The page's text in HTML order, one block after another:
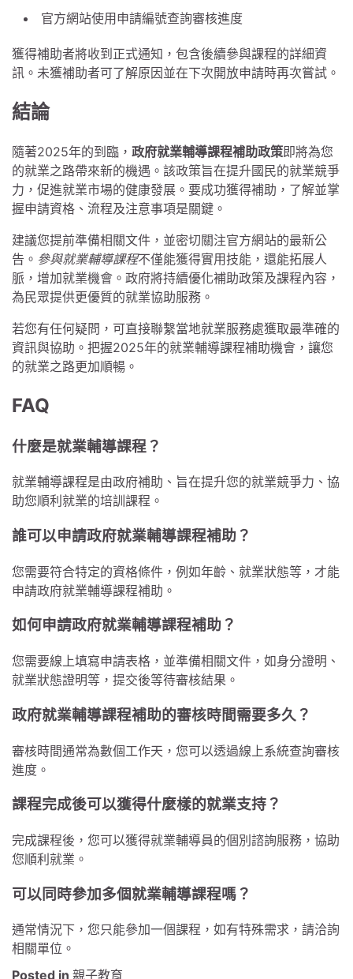
官方網站使用申請編號查詢審核進度
獲得補助者將收到正式通知，包含後續參與課程的詳細資
訊。未獲補助者可了解原因並在下次開放申請時再次嘗試。
結論
隨著2025年的到臨， 政府就業輔導課程補助政策即將為您
的就業之路帶來新的機遇。該政策旨在提升國民的就業競爭
力，促進就業市場的健康發展。要成功獲得補助，了解並掌
握申請資格、流程及注意事項是關鍵。
建議您提前準備相關文件，並密切關注官方網站的最新公
告。 參與就業輔導課程不僅能獲得實用技能，還能拓展人
脈，增加就業機會。政府將持續優化補助政策及課程內容，
為民眾提供更優質的就業協助服務。
若您有任何疑問，可直接聯繫當地就業服務處獲取最準確的
資訊與協助。把握2025年的就業輔導課程補助機會，讓您
的就業之路更加順暢。
FAQ
什麼是就業輔導課程？
就業輔導課程是由政府補助、旨在提升您的就業競爭力、協
助您順利就業的培訓課程。
誰可以申請政府就業輔導課程補助？
您需要符合特定的資格條件，例如年齡、就業狀態等，才能
申請政府就業輔導課程補助。
如何申請政府就業輔導課程補助？
您需要線上填寫申請表格，並準備相關文件，如身分證明、
就業狀態證明等，提交後等待審核結果。
政府就業輔導課程補助的審核時間需要多久？
審核時間通常為數個工作天，您可以透過線上系統查詢審核
進度。
課程完成後可以獲得什麼樣的就業支持？
完成課程後，您可以獲得就業輔導員的個別諮詢服務，協助
您順利就業。
可以同時參加多個就業輔導課程嗎？
通常情況下，您只能參加一個課程，如有特殊需求，請洽詢
相關單位。
Posted in 親子教育